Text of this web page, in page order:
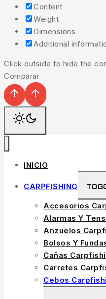
Content
Weight
Dimensions
Additional
Click outside to hide the
Comparar
INICIO
CARPFISHING
Accesorios
Alarmas Y
Anzuelos
Bolsos Y
Cañas
Carretes
Cebos